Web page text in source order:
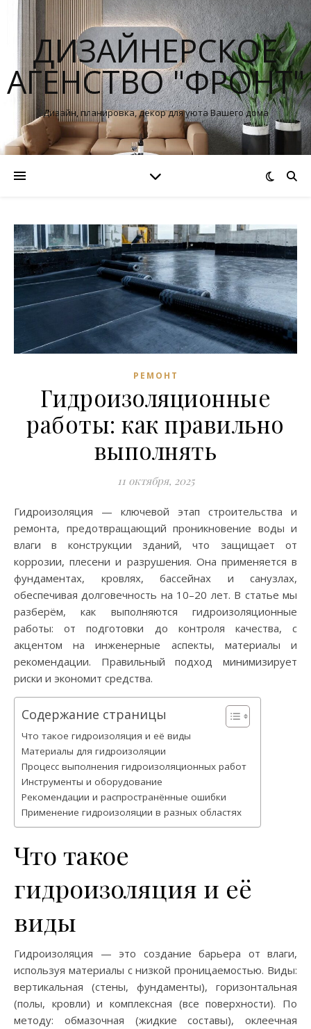
ДИЗАЙНЕРСКОЕ
АГЕНСТВО "ФРОНТ"
Дизайн, планировка, декор для уюта Вашего дома
РЕМОНТ
Гидроизоляционные
работы: как правильно
выполнять
11 октября, 2025
Гидроизоляция — ключевой этап строительства и
ремонта, предотвращающий проникновение воды и
влаги в конструкции зданий, что защищает от
коррозии, плесени и разрушения. Она применяется в
фундаментах, кровлях, бассейнах и санузлах,
обеспечивая долговечность на 10–20 лет. В статье мы
разберём, как выполняются гидроизоляционные
работы: от подготовки до контроля качества, с
акцентом на инженерные аспекты, материалы и
рекомендации. Правильный подход минимизирует
риски и экономит средства.
Содержание страницы
Что такое гидроизоляция и её виды
Материалы для гидроизоляции
Процесс выполнения гидроизоляционных работ
Инструменты и оборудование
Рекомендации и распространённые ошибки
Применение гидроизоляции в разных областях
Что такое
гидроизоляция и её
виды
Гидроизоляция — это создание барьера от влаги,
используя материалы с низкой проницаемостью. Виды:
вертикальная (стены, фундаменты), горизонтальная
(полы, кровли) и комплексная (все поверхности). По
методу: обмазочная (жидкие составы), оклеечная